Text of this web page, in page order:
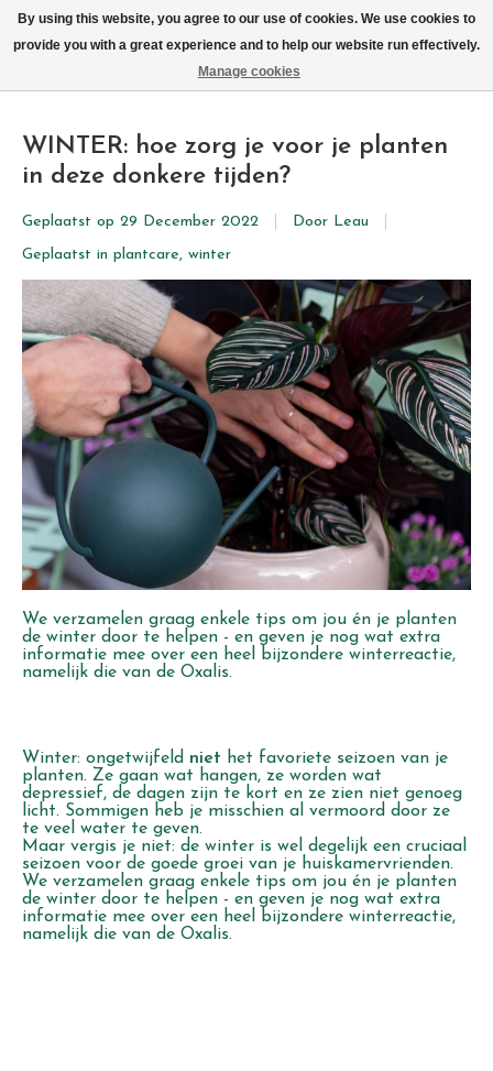
WINTER: hoe zorg je voor je planten
in deze donkere tijden?
Geplaatst op 29 December 2022
Door Leau
Geplaatst in plantcare, winter
We verzamelen graag enkele tips om jou én je planten
de winter door te helpen - en geven je nog wat extra
informatie mee over een heel bijzondere winterreactie,
namelijk die van de Oxalis.
Winter: ongetwijfeld niet het favoriete seizoen van je
planten. Ze gaan wat hangen, ze worden wat
depressief, de dagen zijn te kort en ze zien niet genoeg
licht. Sommigen heb je misschien al vermoord door ze
te veel water te geven.
Maar vergis je niet: de winter is wel degelijk een cruciaal
seizoen voor de goede groei van je huiskamervrienden.
We verzamelen graag enkele tips om jou én je planten
de winter door te helpen - en geven je nog wat extra
informatie mee over een heel bijzondere winterreactie,
namelijk die van de Oxalis.
By using this website, you agree to our use of cookies. We use cookies to
provide you with a great experience and to help our website run effectively.
Manage cookies